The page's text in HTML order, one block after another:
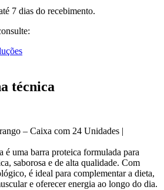
7 dias do recebimento.
técnica
– Caixa com 24 Unidades |
uma barra proteica formulada para
saborosa e de alta qualidade. Com
é ideal para complementar a dieta,
e oferecer energia ao longo do dia.